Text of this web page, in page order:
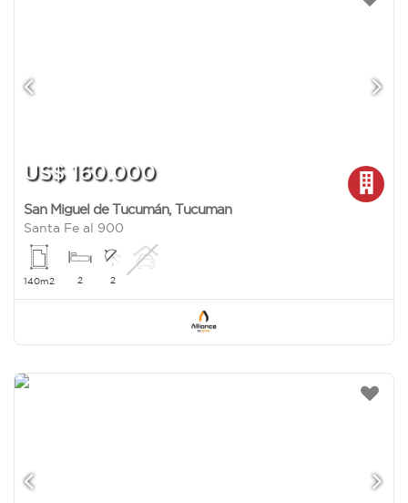
US$ 160.000
San Miguel de Tucumán, Tucuman
Santa Fe al 900
140m2 2 2